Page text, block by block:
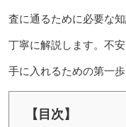
査に通るために必要な
丁寧に解説します。不
手に入れるための第一
【目次】